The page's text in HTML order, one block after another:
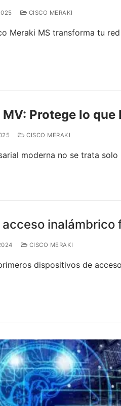
CISCO MERAKI
Meraki MS transforma tu
Protege lo que
CISCO MERAKI
moderna no se trata
CISCO MERAKI
dispositivos de